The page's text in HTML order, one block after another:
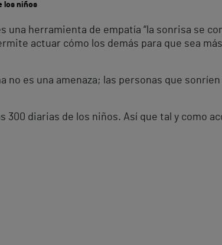
los niños
herramienta de empatía “la sonrisa se
actuar cómo los demás para que sea
no es una amenaza; las personas que
300 diarias de los niños. Así que tal y como